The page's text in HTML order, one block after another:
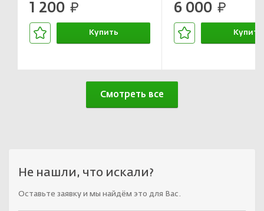
1 200 руб.
Купить
6 000 руб.
Купить
Смотреть все
Не нашли, что искали?
Оставьте заявку и мы найдём это для Вас.